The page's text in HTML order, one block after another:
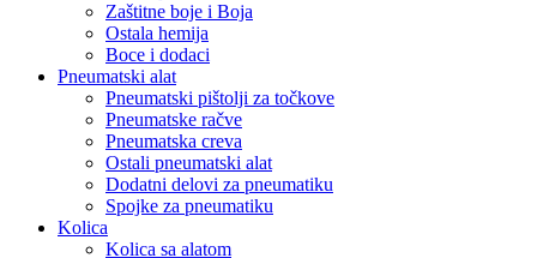
Zaštitne boje i Boja
Ostala hemija
Boce i dodaci
Pneumatski alat
Pneumatski pištolji za točkove
Pneumatske račve
Pneumatska creva
Ostali pneumatski alat
Dodatni delovi za pneumatiku
Spojke za pneumatiku
Kolica
Kolica sa alatom